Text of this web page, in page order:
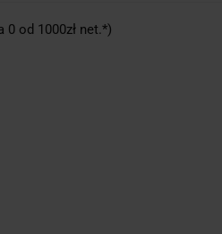
0 od 1000zł net.*)